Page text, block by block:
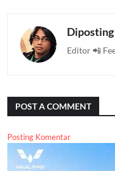
Editor 📲
POST A COMMENT
Posting Komentar